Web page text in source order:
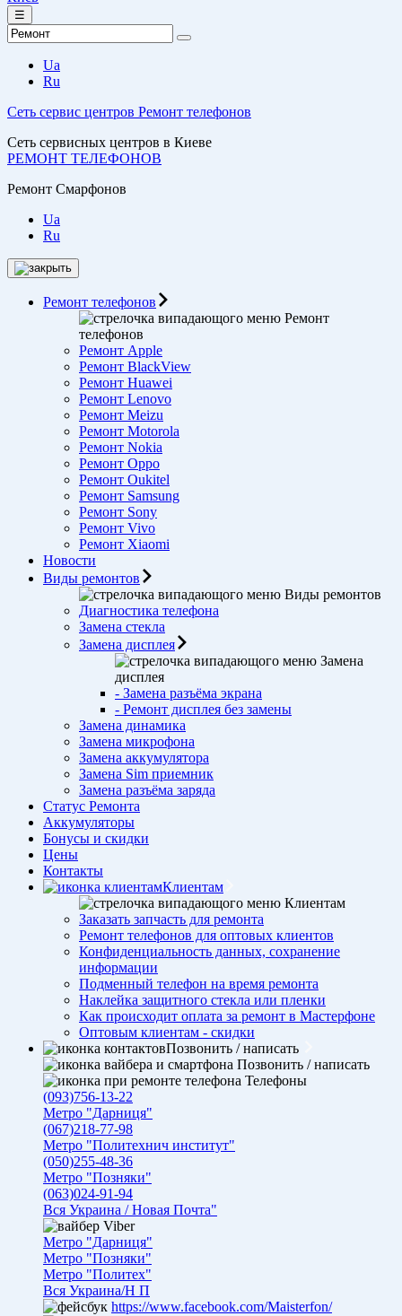
☰
Ua
Ru
Сеть сервис центров Ремонт телефонов
Сеть сервисных центров в Киеве
РЕМОНТ ТЕЛЕФОНОВ
Ремонт Смарфонов
Ua
Ru
Ремонт телефонов
Ремонт
телефонов
Ремонт Apple
Ремонт BlackView
Ремонт Huawei
Ремонт Lenovo
Ремонт Meizu
Ремонт Motorоla
Ремонт Nokia
Ремонт Oppo
Ремонт Oukitel
Ремонт Samsung
Ремонт Sony
Ремонт Vivo
Ремонт Xiaomi
Новости
Виды ремонтов
Виды ремонтов
Диагностика телефона
Замена стекла
Замена дисплея
Замена
дисплея
- Замена разъёма экрана
- Ремонт дисплея без замены
Замена динамика
Замена микрофона
Замена аккумулятора
Замена Sim приемник
Замена разъёма заряда
Статус Ремонта
Аккумуляторы
Бонусы и скидки
Цены
Контакты
Клиентам
Клиентам
Заказать запчасть для ремонта
Ремонт телефонов для оптовых клиентов
Конфиденциальность данных, сохранение
информации
Подменный телефон на время ремонта
Наклейка защитного стекла или пленки
Как происходит оплата за ремонт в Мастерфоне
Оптовым клиентам - скидки
Позвонить / написать
Позвонить / написать
Телефоны
(093)756-13-22
Метро "Дарниця"
(067)218-77-98
Метро "Политехнич институт"
(050)255-48-36
Метро "Позняки"
(063)024-91-94
Вся Украина / Новая Почта"
Viber
Метро "Дарниця"
Метро "Позняки"
Метро "Политех"
Вся Украина/Н П
https://www.facebook.com/Maisterfon/